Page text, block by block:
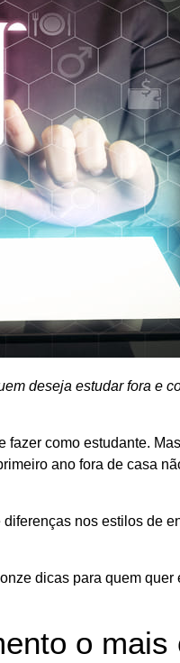
deseja estudar fora e
como estudante.
ano fora de casa
nos estilos de
dicas para quem quer
o mais